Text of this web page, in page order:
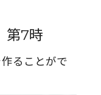
7時
ることがで